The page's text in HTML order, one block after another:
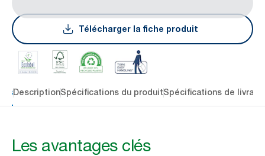
Télécharger la fiche produit
DescriptionSpécifications du produitSpécifications de
Les avantages clés